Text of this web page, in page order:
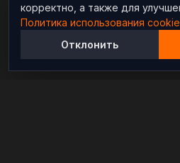
корректно, а также для
Политика использования
Отклонить